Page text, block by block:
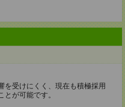
を受けにくく、現在も積極採用
が可能です。